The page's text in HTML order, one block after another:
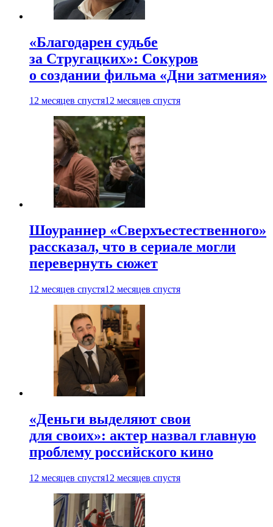
«Благодарен судьбе
за Стругацких»: Сокуров
о создании фильма «Дни затмения»
12 месяцев спустя12 месяцев спустя
Шоураннер «Сверхъестественного»
рассказал, что в сериале могли
перевернуть сюжет
12 месяцев спустя12 месяцев спустя
«Деньги выделяют свои
для своих»: актер назвал главную
проблему российского кино
12 месяцев спустя12 месяцев спустя